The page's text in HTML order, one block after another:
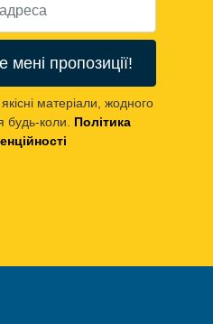
мені пропозиції!
матеріали, жодного
будь-коли.
Політика